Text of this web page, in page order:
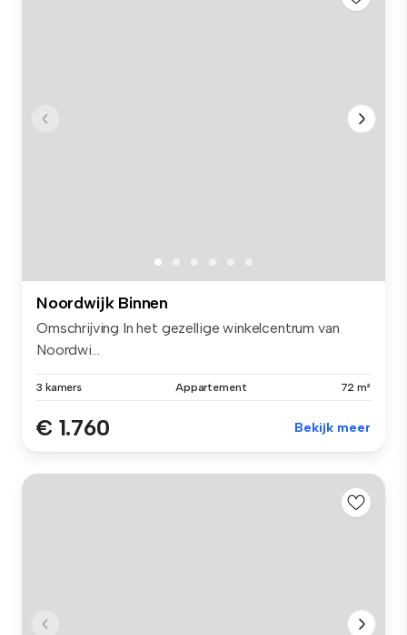
Noordwijk Binnen
Omschrijving In het gezellige winkelcentrum van
Noordwi...
3 kamers Appartement 72 m²
€ 1.760 Bekijk meer